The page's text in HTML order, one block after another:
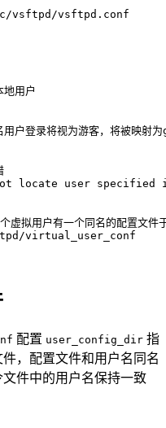
vsftpd/vsftpd.conf
地用户
用户登录将视为游客，将被映射
locate user specified
虚拟用户有一个同名的配置文件
vsftpd/
配置 user_config_dir 指
，配置文件和用户名同名
件中的用户名保持一致